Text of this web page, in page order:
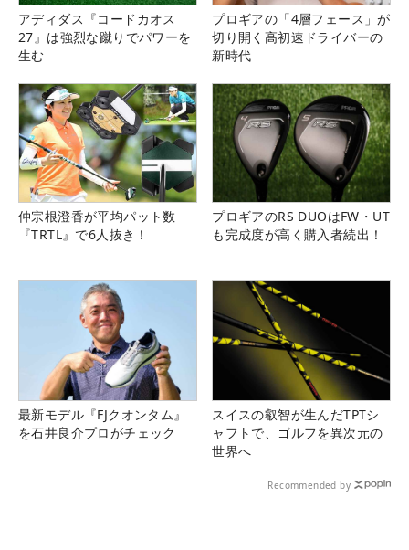
アディダス『コードカオス
27』は強烈な蹴りでパワーを
生む
プロギアの「4層フェース」が
切り開く高初速ドライバーの
新時代
仲宗根澄香が平均パット数
『TRTL』で6人抜き！
プロギアのRS DUOはFW・UT
も完成度が高く購入者続出！
最新モデル『FJクオンタム』
を石井良介プロがチェック
スイスの叡智が生んだTPTシ
ャフトで、ゴルフを異次元の
世界へ
Recommended by